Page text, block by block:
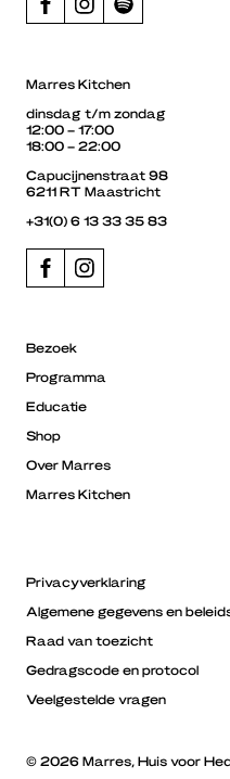
Marres Kitchen
dinsdag t/m zondag
12:00 – 17:00
18:00 – 22:00
Capucijnenstraat 98
6211 RT Maastricht
+31(0) 6 13 33 35 83
Bezoek
Programma
Educatie
Shop
Over Marres
Marres Kitchen
Privacyverklaring
Algemene gegevens en
Raad van toezicht
Gedragscode en protocol
Veelgestelde vragen
© 2026 Marres, Huis voor